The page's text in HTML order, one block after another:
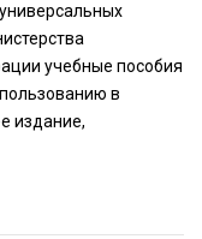
учебные пособия
в
издание,